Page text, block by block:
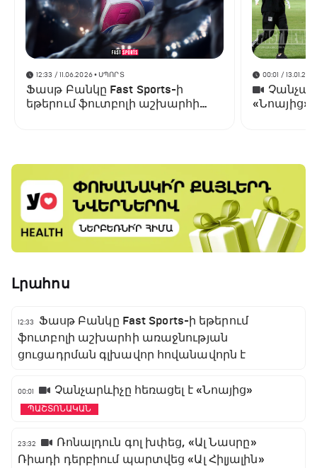
12:33 / 11.06.2026• ՍՊՈՐՏ
Ֆասթ Բանկը Fast Sports-ի
եթերում ֆուտբոլի աշխարհի
00:01 /
«Նոայից»
Լրահոս
12:33
Ֆասթ Բանկը Fast Sports-ի եթերում
ֆուտբոլի աշխարհի առաջնության
ցուցադրման գլխավոր հովանավորն է
00:01 Չանչարևիչը հեռացել է «Նոայից»
ՊԱՇՏՈՆԱԿԱՆ
23:32
Ռոնալդուն գոլ խփեց, «Ալ Նասրը»
Ռիադի դերբիում պարտվեց «Ալ Հիլյալին»